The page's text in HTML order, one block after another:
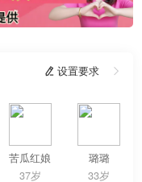
 设置要求 
苦瓜红娘
37岁
璐璐
33岁